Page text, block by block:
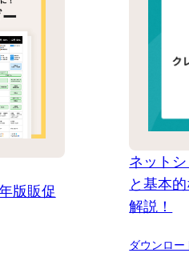
版販促
ネット
と基本
解説！
ダウンロー